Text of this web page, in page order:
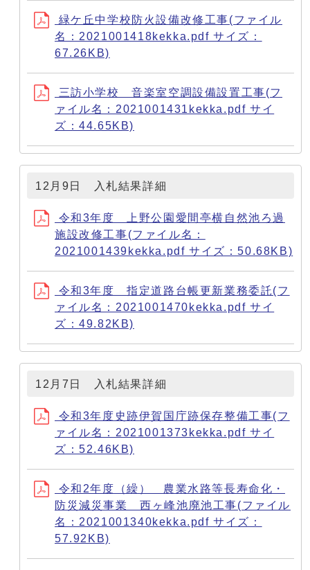
緑ケ丘中学校防火設備改修工事(ファイル
名：2021001418kekka.pdf サイズ：
67.26KB)
三訪小学校 音楽室空調設備設置工事(フ
ァイル名：2021001431kekka.pdf サイ
ズ：44.65KB)
12月9日 入札結果詳細
令和3年度 上野公園愛間亭横自然池ろ過
施設改修工事(ファイル名：
2021001439kekka.pdf サイズ：50.68KB)
令和3年度 指定道路台帳更新業務委託(フ
ァイル名：2021001470kekka.pdf サイ
ズ：49.82KB)
12月7日 入札結果詳細
令和3年度史跡伊賀国庁跡保存整備工事(フ
ァイル名：2021001373kekka.pdf サイ
ズ：52.46KB)
令和2年度（繰） 農業水路等長寿命化・
防災減災事業 西ヶ峰池廃池工事(ファイル
名：2021001340kekka.pdf サイズ：
57.92KB)